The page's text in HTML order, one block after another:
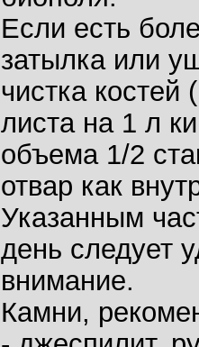
Если есть
затылка или
чистка костей
листа на 1 л
объема 1/2
отвар как
Указанным
день следует
внимание.
Камни,